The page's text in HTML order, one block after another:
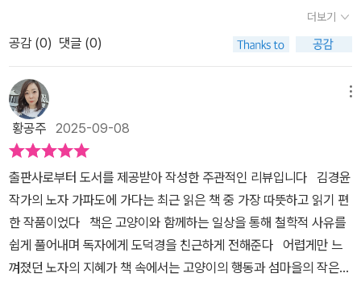
이백양이 자기 삶의 의미를 찾는 날이 바로 8월 8일이라는 점이다.
…… 세계적으로 고양이를 위한 행사가 열리는 날에 고양이도서관을
개관하는 것은 참으로 의미 있는 일이었다.”(126쪽, 8장 노자를 강의
하다.) 주인공 이백양에게도, 내게도 큰 의미가 있는 날이다. 내 삶의
의미를 그렇게 쉽고 가까운 곳에서 찾아야 한다는 의미로 받아들였
다. 거창한 목표와 구체적인 계획이 없어도, 내가 좋아하는 일을 찾아
갈 용기만 있다면 얼마든지 의미를 찾을 수 있다는 것도 알 수 있었다.
이백양처럼 티베트로 떠날 수도, 1년 간 가파도에서 살 수도 없지만,
나도 내 삶을 조금은 바꿔나갈 수 있을 것만 같다. 이제 내가 좋아하는
일을 찾아볼 용기를 가져봐야겠다.
문 주제 토론: ‘성공은 노력의 양으로 정해지는가?’ / ‘하지 않기’의 용
수 — 낮은 곳으로 향하는 삶해안가에 쌓여 있는 쓰레기를 치우는 장
면은 이 책의 메시지를 가장 직접적으로 보여준다. 바다는 낮은 곳으
로 흐르며 만물을 품지만, 인간의 이기심까지 떠안아버린다. 결국 자
연의 고통은 인간을 다시 해치고 돌아온다.백양은 그곳에서 “물처럼
사는 것”이 단지 겸손한 마음가짐이 아니라 지구와 함께 살아가기 위
한 실천적 태도라는 사실을 마주한다.철학이 일상을 바꾸는 순간을
이 책은 아주 조용하지만 선명하게 보여준다.생태 수업 연계: 쓰레기
지도 만들기 / 우리 지역에서의 환경문제 관찰·기록비판적 읽기 활동:
물처럼 산다는 것의 장점과 위험성 균형 있게 검토행동 활동: 지역 혹
가 말하고자 하는 바를 나의 삶에 적용시켜 생각해봐야겠다.*출판사
로부터 책을 제공받아 작성하였습니다.
될지도 모른다는 예감 속에서 그는 은퇴를 결심하고, 구시대의 사람
으로서 조용히 퇴장할 준비를 한다. 그런데 대학 동창 미경의 연락 한
통이 백양을 ‘끝’이 아니라 ‘다른 삶’으로 이끈다. 그 초대의 목적지는
바로 제주 남쪽 작은 섬, 가파도다. 처음 이 책을 읽었을 때 나는 평
소처럼 빠르게 페이지를 넘겼다. 그런데 백양이 기록하는 시간의 결,
섬이 들려주는 느린 미학이 내 안에서 제대로 살아나지 않은 느낌이
었다. 마치 꼭꼭 씹지 않고 삼켜 급체한 것처럼, 문장들이 체화되지 않
았다. 문득 ‘내가 요즘 속도에 너무 매몰되어 있나?’라는 생각이 들었
다. 그래서 이번에는 소리 내어 읽는 것처럼 천천히, 한 장 읽고 멈추
고, 여유롭게 쉬다가, 다시 조금씩 읽었다. 보통 이 정도 분량의 책이
라면 한 시간 남짓이면 끝내곤 했는데, 이 책은 그렇게 읽지 않으니 어
느새 네 시간이 훌쩍 넘었다. 아이러니하게도 그제야 비로소 백양이
더보기
공감 (0) 댓글 (0)
황공주 2025-09-08
출판사로부터 도서를 제공받아 작성한 주관적인 리뷰입니다 김경윤
작가의 노자 가파도에 가다는 최근 읽은 책 중 가장 따뜻하고 읽기 편
한 작품이었다 책은 고양이와 함께하는 일상을 통해 철학적 사유를
쉽게 풀어내며 독자에게 도덕경을 친근하게 전해준다 어렵게만 느
껴졌던 노자의 지혜가 책 속에서는 고양이의 행동과 섬마을의 작은